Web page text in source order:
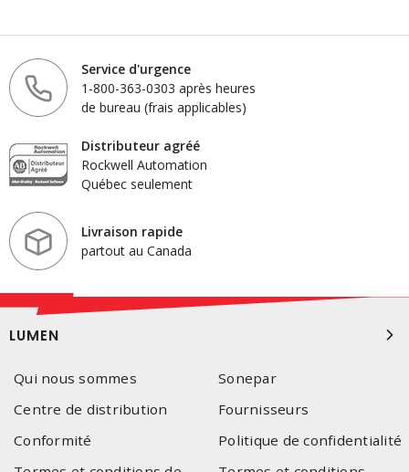
Service d'urgence
1-800-363-0303 après heures
de bureau (frais applicables)
Distributeur agréé
Rockwell Automation
Québec seulement
Livraison rapide
partout au Canada
LUMEN
Qui nous sommes
Sonepar
Centre de distribution
Fournisseurs
Conformité
Politique de confidentialité